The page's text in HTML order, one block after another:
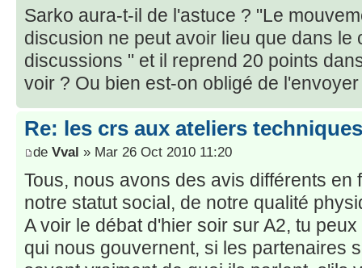
Sarko aura-t-il de l'astuce ? "Le
discusion ne peut avoir lieu que dans le
discussions " et il reprend 20 points
voir ? Ou bien est-on obligé de
Re: les crs aux ateliers
de Vval » Mar 26 Oct 2010 11:20
Tous, nous avons des avis différents en
notre statut social, de notre qualité
A voir le débat d'hier soir sur A2, tu
qui nous gouvernent, si les partenaires